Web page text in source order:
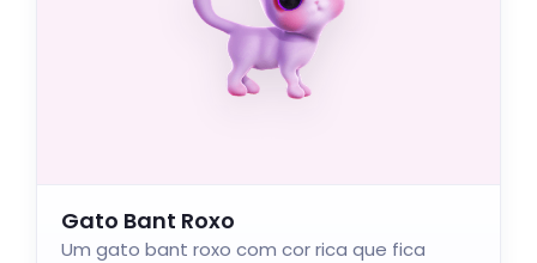
Gato Bant Roxo
Um gato bant roxo com cor rica que fica